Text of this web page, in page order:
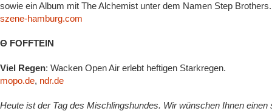
sowie ein Album mit The Alchemist unter dem Namen Step
szene-hamburg.com
Θ FOFFTEIN
Viel Regen: Wacken Open Air erlebt heftigen Starkregen.
mopo.de, ndr.de
Heute ist der Tag des Mischlingshundes. Wir wünschen Ihnen einen